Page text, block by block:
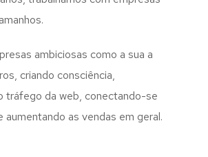
ambiciosas como a sua a
criando consciência,
tráfego da web, conectando-se
aumentando as vendas em geral.